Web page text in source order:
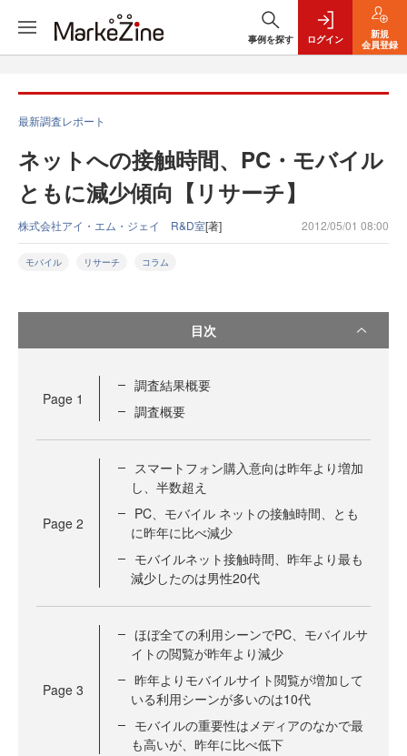
事例を探す ログイン
新規
会員登録
最新調査レポート
ネットへの接触時間、PC・モバイル
ともに減少傾向【リサーチ】
株式会社アイ・エム・ジェイ R&D室[著] 2012/05/01 08:00
モバイル リサーチ コラム
目次
Page 1
調査結果概要
調査概要
Page 2
スマートフォン購入意向は昨年より増加
し、半数超え
PC、モバイル ネットの接触時間、とも
に昨年に比べ減少
モバイルネット接触時間、昨年より最も
減少したのは男性20代
Page 3
ほぼ全ての利用シーンでPC、モバイルサ
イトの閲覧が昨年より減少
昨年よりモバイルサイト閲覧が増加して
いる利用シーンが多いのは10代
モバイルの重要性はメディアのなかで最
も高いが、昨年に比べ低下